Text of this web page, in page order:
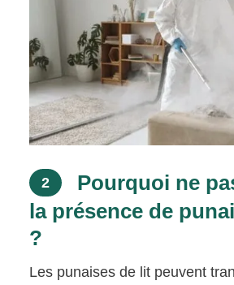
2
Pourquoi ne
la présence de
?
Les punaises de lit peuvent